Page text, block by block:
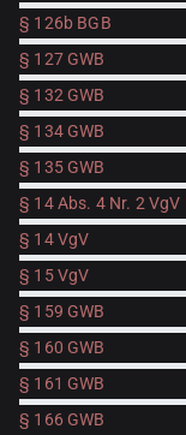
§ 126b BGB
§ 127 GWB
§ 132 GWB
§ 134 GWB
§ 135 GWB
§ 14 Abs. 4 Nr. 2 VgV
§ 14 VgV
§ 15 VgV
§ 159 GWB
§ 160 GWB
§ 161 GWB
§ 166 GWB